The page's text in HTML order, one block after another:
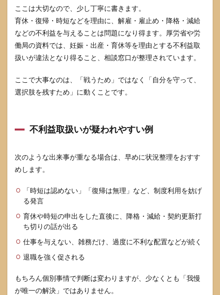
ここは大切なので、少し丁寧に書きます。
育休・復帰・時短などを理由に、解雇・雇止め・降格・減給
などの不利益を与えることは問題になり得ます。厚労省や労
働局の資料では、妊娠・出産・育休等を理由とする不利益取
扱いが違法となり得ること、相談窓口が整理されています。
ここで大事なのは、「戦うため」ではなく「自分を守って、
選択肢を残すため」に動くことです。
不利益取扱いが疑われやすい例
次のような出来事が重なる場合は、早めに状況整理をおすす
めします。
「時短は認めない」「復帰は無理」など、制度利用を妨げ
る発言
育休や時短の申出をした直後に、降格・減給・契約更新打
ち切りの話が出る
仕事を与えない、雑務だけ、過度に不利な配置などが続く
退職を強く促される
もちろん個別事情で判断は変わりますが、少なくとも「我慢
が唯一の解決」ではありません。